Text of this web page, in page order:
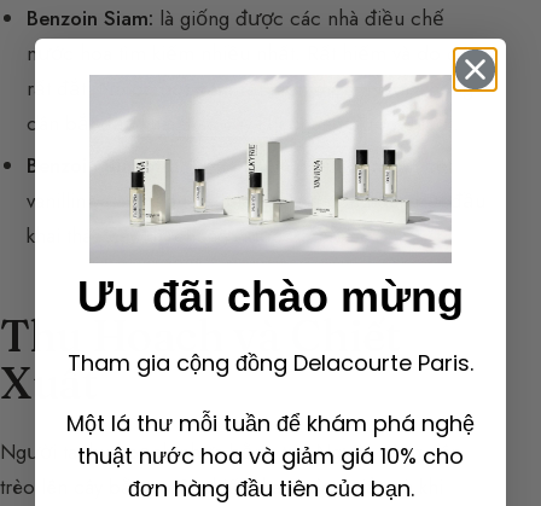
Benzoin Siam: là giống được các nhà điều chế
nước hoa tìm kiếm nhiều nhất. Rất hiếm và do đó
rất đắt. Nó có
nốt vanirất hiện diện. Người nông
dân bắt đầu khai thác cây khi chúng được 8 tuổi.
Benzoin Sumatra:
trong thành phần benzoin có:
vanillin và axit cinnamique. Người nông dân bắt đầu
khai thác cây khi chúng được 25 tuổi.
Thu Hoạch và Chiết
Xuất
Người ta thu hoạch nhựa bằng tay. Người nông dân
trèo lên cây bằng một chiếc thang đơn giản và khi
Ưu đãi chào mừng
Tham gia cộng đồng Delacourte Paris.
Một lá thư mỗi tuần để khám phá nghệ
thuật nước hoa và giảm giá 10% cho
đơn hàng đầu tiên của bạn.